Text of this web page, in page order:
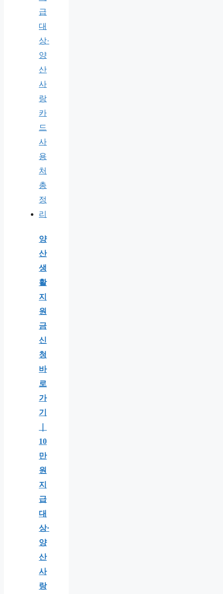
양
산
생
활
지
원
금
신
청
바
로
가
기
10
만
원
지
급
대
상·
양
산
사
랑